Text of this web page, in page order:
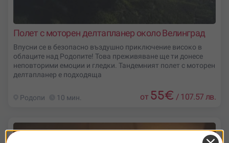
Полет с моторен делтапланер около Велинград
Впусни се в безопасно въздушно приключение високо в
облаците над Родопите! Това преживяване ще ти донесе
неповторими емоции и гледки. Тандемният полет с моторен
делтапланер е подходяща
Родопи 10 мин. от 55€ / 107.57 лв.